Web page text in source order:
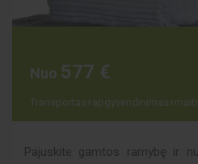
Nuo 577 €
Pajuskite gamtos ramybę ir